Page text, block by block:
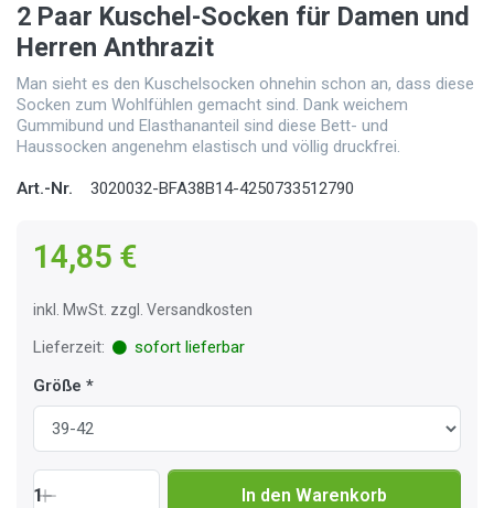
2 Paar Kuschel-Socken für Damen und
Herren Anthrazit
Man sieht es den Kuschelsocken ohnehin schon an, dass diese
Socken zum Wohlfühlen gemacht sind. Dank weichem
Gummibund und Elasthananteil sind diese Bett- und
Haussocken angenehm elastisch und völlig druckfrei.
Art.-Nr. 3020032-BFA38B14-4250733512790
14,85 €
inkl. MwSt. zzgl. Versandkosten
Lieferzeit:
sofort lieferbar
Größe
1 In den Warenkorb